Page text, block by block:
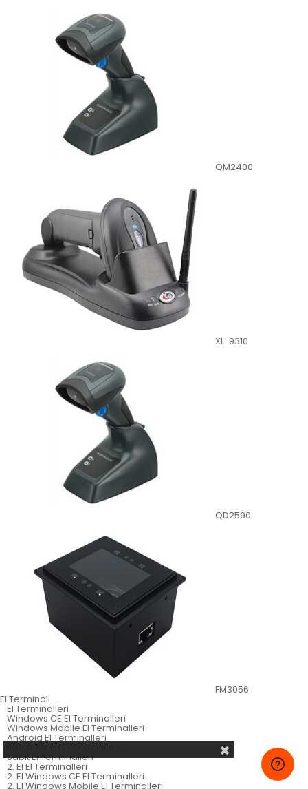
QM2400
XL-9310
QD2590
FM3056
El Terminali
El Terminalleri
Windows CE El Terminalleri
Windows Mobile El Terminalleri
Android El Terminalleri
Sabit El Terminalleri
2. El El Terminalleri
2. El Windows CE El Terminalleri
2. El Windows Mobile El Terminalleri